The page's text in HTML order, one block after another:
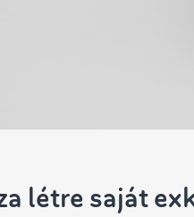
létre saját